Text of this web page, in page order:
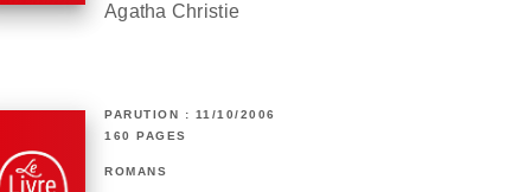
Agatha Christie
PARUTION : 11/10/2006
160 PAGES
ROMANS